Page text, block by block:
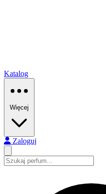
Katalog
Więcej
Zaloguj